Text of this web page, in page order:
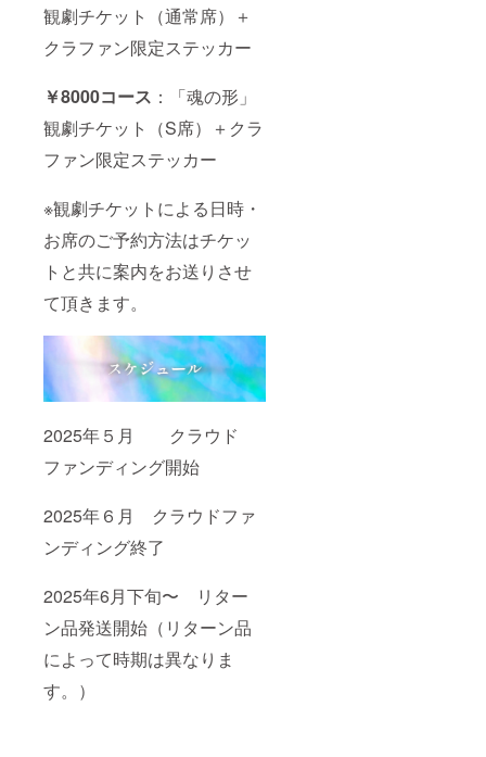
観劇チケット（通常席）＋
クラファン限定ステッカー
￥8000コース ：「魂の形」
観劇チケット（S席）＋クラ
ファン限定ステッカー
※観劇チケットによる日時・
お席のご予約方法はチケッ
トと共に案内をお送りさせ
て頂きます。
2025年５月 クラウド
ファンディング開始
2025年６月 クラウドファ
ンディング終了
2025年6月下旬〜 リター
ン品発送開始（リターン品
によって時期は異なりま
す。）